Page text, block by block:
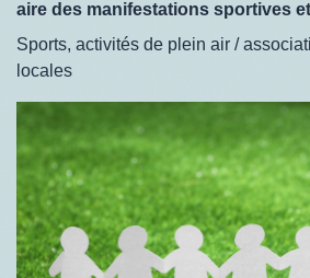
aire des manifestations sportives
Sports, activités de plein air /
locales